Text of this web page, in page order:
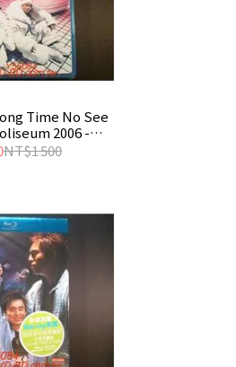
Time No See
2006 -
NT$1 500